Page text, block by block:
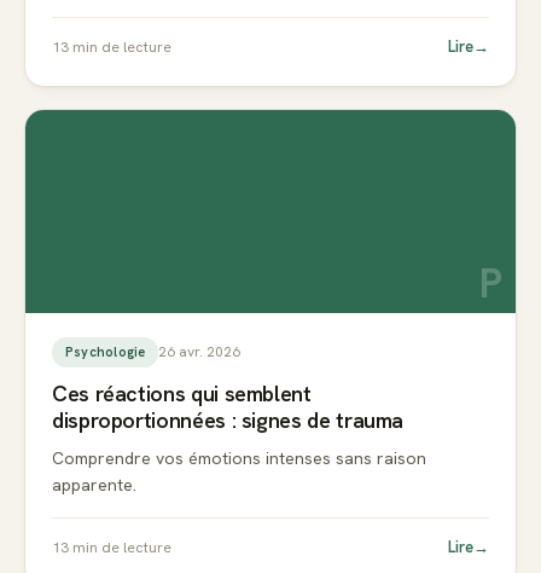
13 min de lecture Lire→
P
Psychologie 26 avr. 2026
Ces réactions qui semblent
disproportionnées : signes de trauma
Comprendre vos émotions intenses sans raison
apparente.
13 min de lecture Lire→